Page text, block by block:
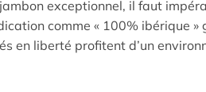
exceptionnel, il faut
comme « 100% ibérique
en liberté profitent d’un